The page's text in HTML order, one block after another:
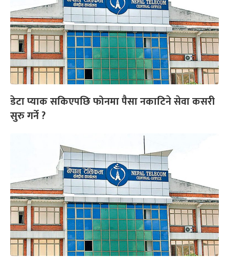
डेटा प्याक सकिएपछि फोनमा पैसा नकाटिने सेवा कसरी
सुरु गर्ने ?